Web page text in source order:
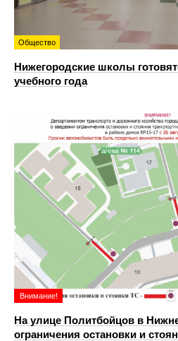
Общество
Нижегородские школы
учебного года
Внимание!
На улице Политбойцов в
ограничения остановки и